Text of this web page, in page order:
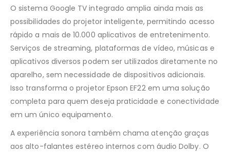
O sistema Google TV integrado amplia ainda mais as
possibilidades do projetor inteligente, permitindo acesso
rápido a mais de 10.000 aplicativos de entretenimento.
Serviços de streaming, plataformas de vídeo, músicas e
aplicativos diversos podem ser utilizados diretamente no
aparelho, sem necessidade de dispositivos adicionais.
Isso transforma o projetor Epson EF22 em uma solução
completa para quem deseja praticidade e conectividade
em um único equipamento.
A experiência sonora também chama atenção graças
aos alto-falantes estéreo internos com áudio Dolby. O